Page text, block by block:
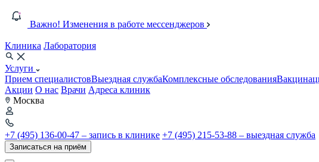
Важно! Изменения в работе мессенджеров
Клиника Лаборатория
Услуги
Прием специалистовВыездная службаКомплексные обследования
Акции О нас Врачи Адреса клиник
Москва
+7 (495) 136-00-47 – запись в клинике +7 (495) 215-53-88 – выездная служба
Записаться на приём